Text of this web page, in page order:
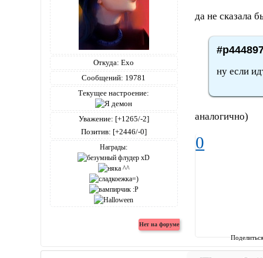
Откуда: Ехо
Сообщений: 19781
Текущее настроение:
Уважение: [+1265/-2]
Позитив: [+2446/-0]
Награды:
да не сказала
ну если
аналогично)
0